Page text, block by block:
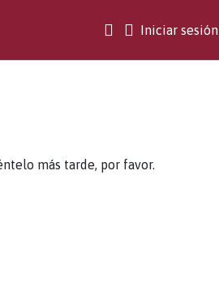
Iniciar sesión
más tarde, por favor.